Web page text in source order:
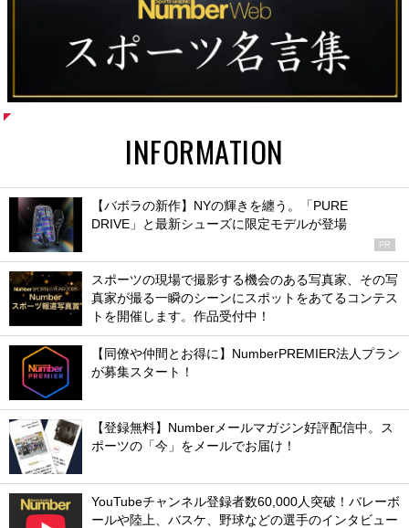
INFORMATION
【バボラの新作】NYの輝きを纏う。「PURE
DRIVE」と最新シューズに限定モデルが登場
PR
スポーツの現場で撮影する機会のある写真家、その写
真家が撮る一瞬のシーンにスポットをあてるコンテス
トを開催します。作品受付中！
【同僚や仲間とお得に】NumberPREMIER法人プラン
が募集スタート！
【登録無料】Numberメールマガジン好評配信中。ス
ポーツの「今」をメールでお届け！
YouTubeチャンネル登録者数60,000人突破！バレーボ
ールや陸上、バスケ、野球などの選手のインタビュー